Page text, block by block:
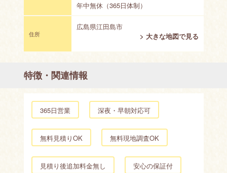
年中無休（365日体制）
住所
広島県江田島市
> 大きな地図で見る
特徴・関連情報
365日営業 深夜・早朝対応可
無料見積りOK 無料現地調査OK
見積り後追加料金無し 安心の保証付